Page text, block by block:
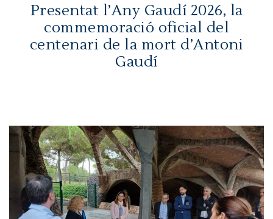
Presentat l’Any Gaudí 2026, la
commemoració oficial del
centenari de la mort d’Antoni
Gaudí